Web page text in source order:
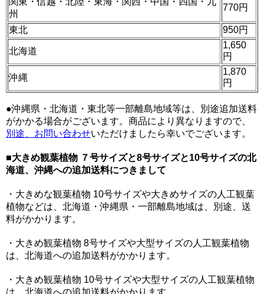
州
770円
東北 950円
北海道
1,650
円
沖縄
1,870
円
●沖縄県・北海道・東北等一部離島地域等は、別途追加送料
がかかる場合がございます。商品により異なりますので、
別途、お問い合わせいただけましたら幸いでございます。
■大きめ観葉植物 ７号サイズと8号サイズと10号サイズの北
海道、沖縄への追加送料につきまして
・大きめな観葉植物 10号サイズや大きめサイズの人工観葉
植物などは、北海道・沖縄県・一部離島地域は、別途、送
料がかかります。
・大きめ観葉植物 8号サイズや大型サイズの人工観葉植物
は、北海道への追加送料がかかります。
・大きめ観葉植物 10号サイズや大型サイズの人工観葉植物
は、北海道への追加送料がかかります。